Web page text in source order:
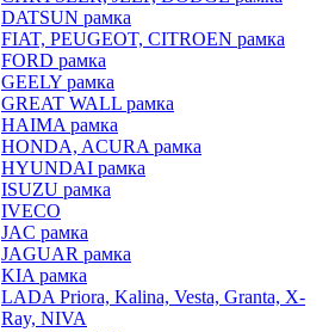
DATSUN рамка
FIAT, PEUGEOT, CITROEN рамка
FORD рамка
GEELY рамка
GREAT WALL рамка
HAIMA рамка
HONDA, ACURA рамка
HYUNDAI рамка
ISUZU рамка
IVECO
JAC рамка
JAGUAR рамка
KIA рамка
LADA Priora, Kalina, Vesta, Granta, X-
Ray, NIVA